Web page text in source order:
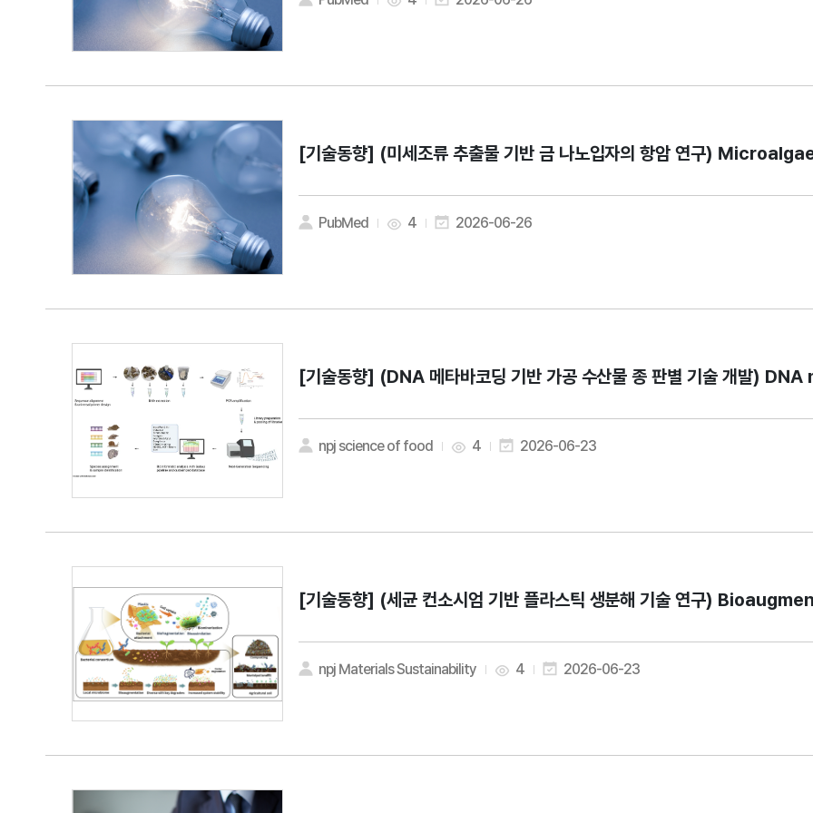
[기술동향] (미세조류 추출물 기반 금 나노입자의 항암 연구)
PubMed 4 2026-06-26
[기술동향] (DNA 메타바코딩 기반 가공 수산물 종 판별 기술
npj science of food 4 2026-06-23
[기술동향] (세균 컨소시엄 기반 플라스틱 생분해 기술 연구)
npj Materials Sustainability 4 2026-06-23